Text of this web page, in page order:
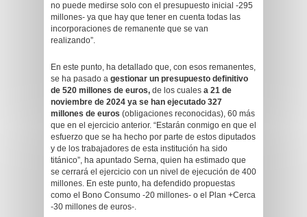
no puede medirse solo con el presupuesto inicial -295
millones- ya que hay que tener en cuenta todas las
incorporaciones de remanente que se van
realizando”.
En este punto, ha detallado que, con esos remanentes,
se ha pasado a gestionar un presupuesto definitivo
de 520 millones de euros, de los cuales a 21 de
noviembre de 2024 ya se han ejecutado 327
millones de euros (obligaciones reconocidas), 60 más
que en el ejercicio anterior. “Estarán conmigo en que el
esfuerzo que se ha hecho por parte de estos diputados
y de los trabajadores de esta institución ha sido
titánico”, ha apuntado Serna, quien ha estimado que
se cerrará el ejercicio con un nivel de ejecución de 400
millones. En este punto, ha defendido propuestas
como el Bono Consumo -20 millones- o el Plan +Cerca
-30 millones de euros-.